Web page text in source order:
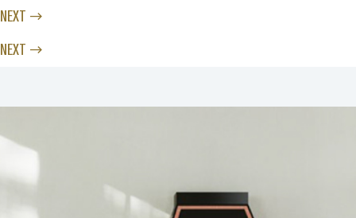
NEXT →
NEXT →